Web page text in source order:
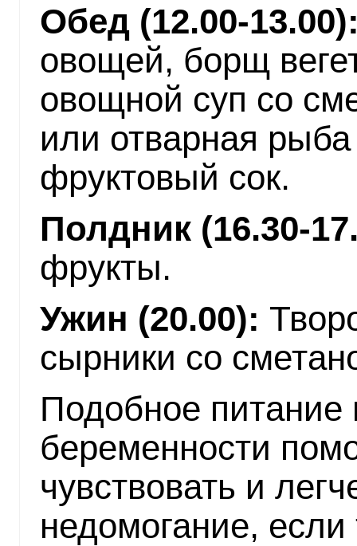
Обед (12.00-
овощей, борщ
овощной суп со
или отварная
фруктовый сок.
Полдник (16.30-
фрукты.
Ужин (20.00):
сырники со
Подобное питание
беременности
чувствовать и
недомогание, если